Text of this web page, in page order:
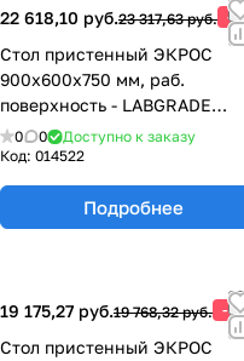
22 618,10 руб.23 317,63 руб. -
Стол пристенный ЭКРОС
900х600х750 мм, раб.
поверхность - LABGRADE
77.0005.10.08
0 0
Доступно к заказу
Код: 014522
Подробнее
19 175,27 руб.19 768,32 руб. -
Стол пристенный ЭКРОС